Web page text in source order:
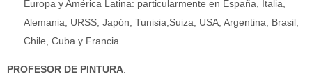
Europa y América Latina: particularmente en España, Italia,
Alemania, URSS, Japón, Tunisia,Suiza, USA, Argentina, Brasil,
Chile, Cuba y Francia.
PROFESOR DE PINTURA: